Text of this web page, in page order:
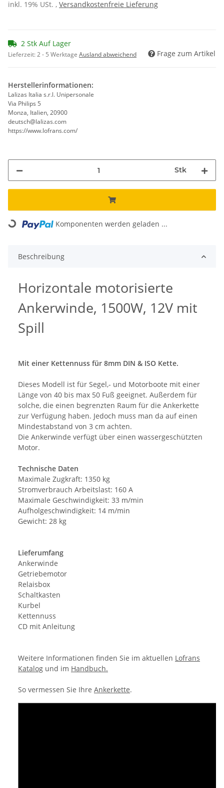
inkl. 19% USt. , Versandkostenfreie Lieferung
2 Stk Auf Lager
Lieferzeit:2 - 5 Werktage Ausland abweichend Frage zum Artikel
Herstellerinformationen:
Lalizas Italia s.r.l. Unipersonale
Via Philips 5
Monza, Italien, 20900
deutsch@lalizas.com
https://www.lofrans.com/
Stk
Loading... Komponenten werden geladen ...
Beschreibung
Horizontale motorisierte
Ankerwinde, 1500W, 12V mit
Spill
Mit einer Kettennuss für 8mm DIN & ISO Kette.
Dieses Modell ist für Segel,- und Motorboote mit einer
Länge von 40 bis max 50 Fuß geeignet. Außerdem für
solche, die einen begrenzten Raum für die Ankerkette
zur Verfügung haben. Jedoch muss man da auf einen
Mindestabstand von 3 cm achten.
Die Ankerwinde verfügt über einen wassergeschützten
Motor.
Technische Daten
Maximale Zugkraft: 1350 kg
Stromverbrauch Arbeitslast: 160 A
Maximale Geschwindigkeit: 33 m/min
Aufholgeschwindigkeit: 14 m/min
Gewicht: 28 kg
Lieferumfang
Ankerwinde
Getriebemotor
Relaisbox
Schaltkasten
Kurbel
Kettennuss
CD mit Anleitung
Weitere Informationen finden Sie im aktuellen Lofrans
Katalog und im Handbuch.
So vermessen Sie Ihre Ankerkette.